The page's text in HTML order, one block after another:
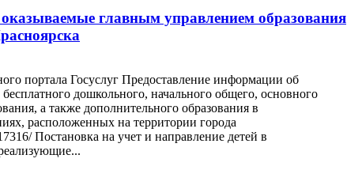
главным управлением образования
портала Госуслуг Предоставление информации об
дошкольного, начального общего, основного
а также дополнительного образования в
расположенных на территории города
Постановка на учет и направление детей в